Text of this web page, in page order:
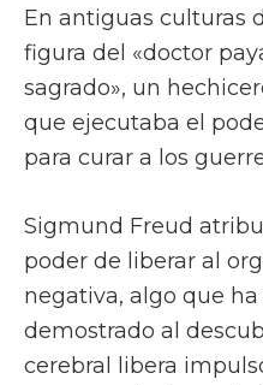
En antiguas culturas
figura del «doctor
sagrado», un
que ejecutaba el
para curar a los
Sigmund Freud
poder de liberar al
negativa, algo que
demostrado al
cerebral libera